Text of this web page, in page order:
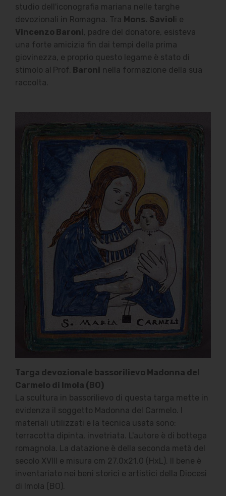
studio dell'iconografia mariana nelle targhe
devozionali in Romagna. Tra Mons. Saviol i e
Vincenzo Baroni, padre del donatore, esisteva
una forte amicizia fin dai tempi della prima
giovinezza, e proprio questo legame è stato di
stimolo al Prof. Baroni nella formazione della sua
raccolta.
Targa devozionale bassorilievo Madonna del
Carmelo di Imola (BO)
La scultura in bassorilievo di questa targa mette in
evidenza il soggetto Madonna del Carmelo. I
materiali utilizzati e la tecnica usata sono:
terracotta dipinta, invetriata. L'autore è di bottega
romagnola. La datazione è della seconda metà del
secolo XVIII e misura cm 27.0x21.0 (HxL). Il bene è
inventariato nei beni storici e artistici della Diocesi
di Imola (BO).